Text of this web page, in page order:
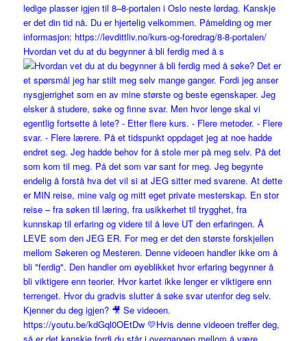
Hvordan vet du at du begynner å bli ferdig med å s